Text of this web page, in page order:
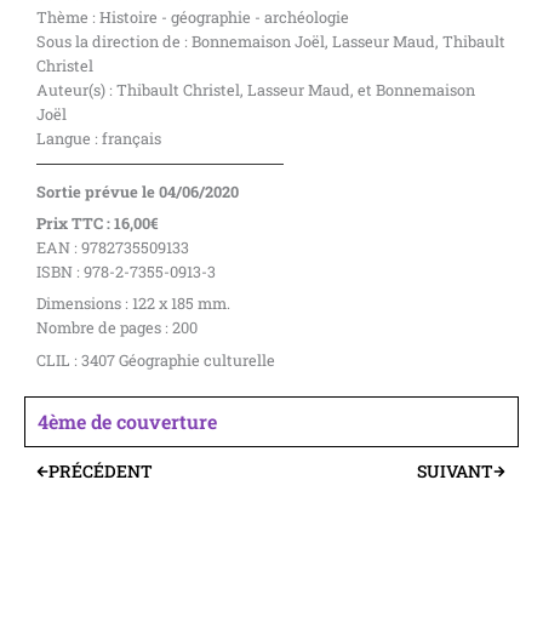
Thème : Histoire - géographie - archéologie
Sous la direction de : Bonnemaison Joël, Lasseur Maud, Thibault
Christel
Auteur(s) : Thibault Christel, Lasseur Maud, et Bonnemaison
Joël
Langue : français
Sortie prévue le 04/06/2020
Prix TTC : 16,00€
EAN : 9782735509133
ISBN : 978-2-7355-0913-3
Dimensions : 122 x 185 mm.
Nombre de pages : 200
CLIL : 3407 Géographie culturelle
4ème de couverture
Précédent
PRÉCÉDENT SUIVANTSuivant